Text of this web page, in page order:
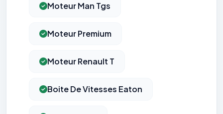
Moteur Man Tgs
Moteur Premium
Moteur Renault T
Boite De Vitesses Eaton